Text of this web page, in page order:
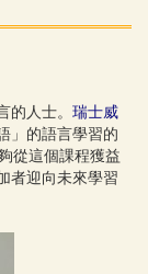
人士。 瑞士威
」的語言學習的
從這個課程獲益
者迎向未來學習